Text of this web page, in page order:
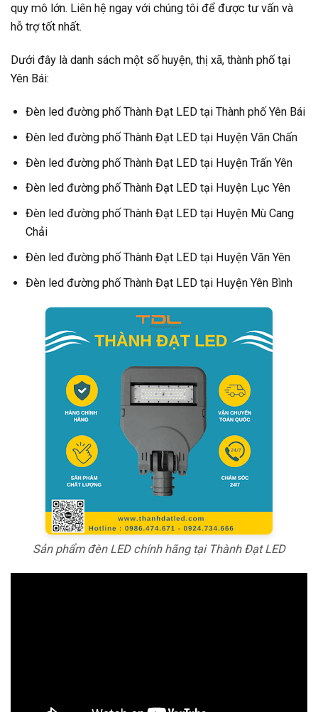
quy mô lớn. Liên hệ ngay với chúng tôi để được tư vấn và
hỗ trợ tốt nhất.
Dưới đây là danh sách một số huyện, thị xã, thành phố tại
Yên Bái:
Đèn led đường phố Thành Đạt LED tại Thành phố Yên Bái
Đèn led đường phố Thành Đạt LED tại Huyện Văn Chấn
Đèn led đường phố Thành Đạt LED tại Huyện Trấn Yên
Đèn led đường phố Thành Đạt LED tại Huyện Lục Yên
Đèn led đường phố Thành Đạt LED tại Huyện Mù Cang
Chải
Đèn led đường phố Thành Đạt LED tại Huyện Văn Yên
Đèn led đường phố Thành Đạt LED tại Huyện Yên Bình
Sản phẩm đèn LED chính hãng tại Thành Đạt LED